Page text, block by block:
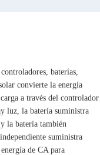
, controladores, baterías,
convierte la energía
a través del controlador
luz, la batería suministra
la batería también
suministra
de CA para